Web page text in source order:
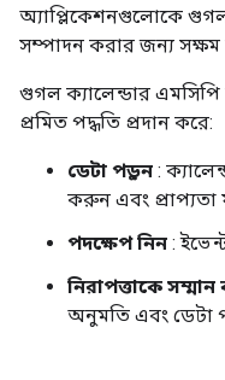
অ্যাপ্লিকেশনগুলোকে গুগল
সম্পাদন করার জন্য সক্ষম
গুগল ক্যালেন্ডার
প্রমিত পদ্ধতি প্রদান করে:
ডেটা পড়ুন :
করুন এবং প্রাপ্যতা
পদক্ষেপ নিন :
নিরাপত্তাকে
অনুমতি এবং ডেটা